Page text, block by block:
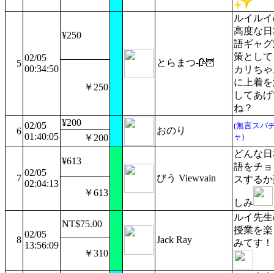
5
02/05
00:34:50
¥250
とらまつ🥀🦉
ルイル
高度な
語ギャ
策とし
カリち
に上着
してあ
ね？
￥250
6
02/05
01:40:05
¥200
おのり
(無言スパ
ャ)
￥200
7
02/05
02:04:13
¥613
びう Viewvain
どんな
語をチ
スする
しみ
￥613
8
02/05
13:56:09
NT$75.00
Jack Ray
ルイ先
授業を
みてす！
￥310